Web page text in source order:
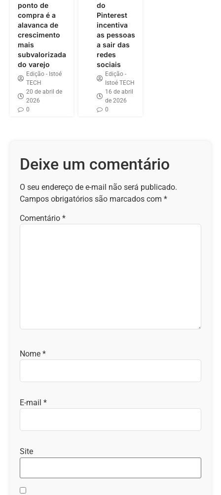
ponto de
compra é a
alavanca de
crescimento
mais
subvalorizada
do varejo
Edição - Istoé
TECH
20 de abril de
2026
0
do
Pinterest
incentiva
as pessoas
a sair das
redes
sociais
Edição -
Istoé TECH
16 de abril
de 2026
0
Deixe um comentário
O seu endereço de e-mail não será publicado.
Campos obrigatórios são marcados com *
Comentário *
Nome *
E-mail *
Site